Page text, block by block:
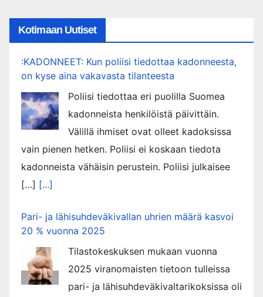
Kotimaan Uutiset
:KADONNEET: Kun poliisi tiedottaa kadonneesta,
on kyse aina vakavasta tilanteesta
Poliisi tiedottaa eri puolilla Suomea
kadonneista henkilöistä päivittäin.
Välillä ihmiset ovat olleet kadoksissa
vain pienen hetken. Poliisi ei koskaan tiedota
kadonneista vähäisin perustein. Poliisi julkaisee
[…] [...]
Pari- ja lähisuhdeväkivallan uhrien määrä kasvoi
20 % vuonna 2025
Tilastokeskuksen mukaan vuonna
2025 viranomaisten tietoon tulleissa
pari- ja lähisuhdeväkivaltarikoksissa oli